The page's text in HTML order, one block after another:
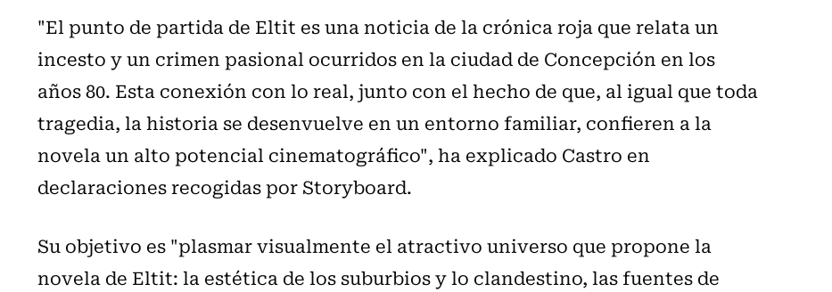
"El punto de partida de Eltit es una noticia de la crónica roja que relata un
incesto y un crimen pasional ocurridos en la ciudad de Concepción en los
años 80. Esta conexión con lo real, junto con el hecho de que, al igual que toda
tragedia, la historia se desenvuelve en un entorno familiar, confieren a la
novela un alto potencial cinematográfico", ha explicado Castro en
declaraciones recogidas por Storyboard.
Su objetivo es "plasmar visualmente el atractivo universo que propone la
novela de Eltit: la estética de los suburbios y lo clandestino, las fuentes de